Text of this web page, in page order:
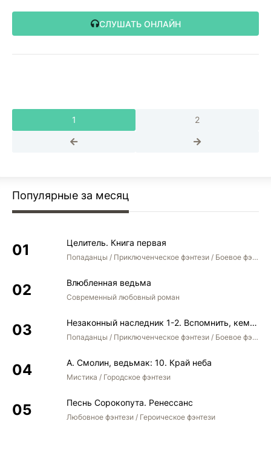
СЛУШАТЬ ОНЛАЙН
1 2
Популярные за месяц
Целитель. Книга первая
Попаданцы / Приключенческое фэнтези / Боевое фэнтези
Влюбленная ведьма
Современный любовный роман
Незаконный наследник 1-2. Вспомнить, кем был. Стать собой. Остаться собой
Попаданцы / Приключенческое фэнтези / Боевое фэнтези / Юмористическое фэнтези
А. Смолин, ведьмак: 10. Край неба
Мистика / Городское фэнтези
Песнь Сорокопута. Ренессанс
Любовное фэнтези / Героическое фэнтези